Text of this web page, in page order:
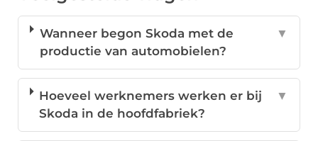
Wanneer begon Skoda met de
productie van automobielen?
▼
Hoeveel werknemers werken er bij
Skoda in de hoofdfabriek?
▼